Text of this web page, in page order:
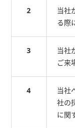
2
当社
る際
3
当社
ご来
4
当社
社の
に関